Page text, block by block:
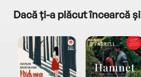
Dacă ți-a plăcut încearcă și